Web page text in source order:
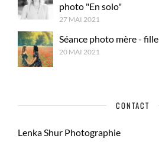
photo "En solo"
27 MAI 2021
Séance photo mère - fille
20 MAI 2021
CONTACT
Lenka Shur Photographie